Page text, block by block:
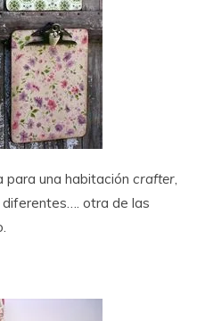
una habitación crafter,
otra de las